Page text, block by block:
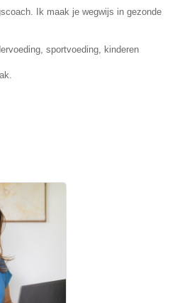
Ik maak je wegwijs in gezonde
sportvoeding, kinderen